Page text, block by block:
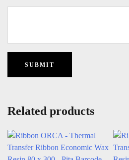
Related products